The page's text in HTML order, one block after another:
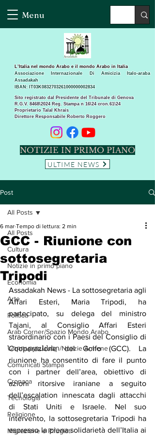
Menu
Sito registrato dal Presidente del Tribunale di Genova
R.G.V. 8468\2024 Reg. Stampa n 16\24 cron.61\24 ​
Proprietario Talal Khrais
Direttore Responsabile Roberto Roggero
L’Italia nel mondo Arabo e il mondo Arabo in Italia
Associazione Internazionale Di Amicizia Italo-araba
Assadakah
IBAN: IT03K0832703261000000002834
NOTIZIE IN PRIMO PIANO
ULTIME NEWS
Post
All Posts
Cultura
Notizie in primo piano
Economia
Arte
Politica
Arab Corner/Spazio Mondo Arabo
Նորություններ/Notizie Armene
Comunicati Stampa
Cronaca
Tecnologia
Religione
Migrazione e Rifugiati
All Posts
GCC - Riunione con
sottosegretaria
Tripodi
6 mar Tempo di lettura: 2 min
Assadakah News - La sottosegretaria agli
Affari Esteri, Maria Tripodi, ha
partecipato, su delega del ministro
Tajani, al Consiglio Affari Esteri
straordinario con i Paesi del Consiglio di
Cooperazione del Golfo (GCC). La
riunione ha consentito di fare il punto
con i partner dell’area, obiettivo di
azioni ritorsive iraniane a seguito
dell’escalation innescata dagli attacchi
di Stati Uniti e Israele. Nel suo
intervento, la sottosegretaria Tripodi ha
espresso la piena solidarietà dell’Italia ai